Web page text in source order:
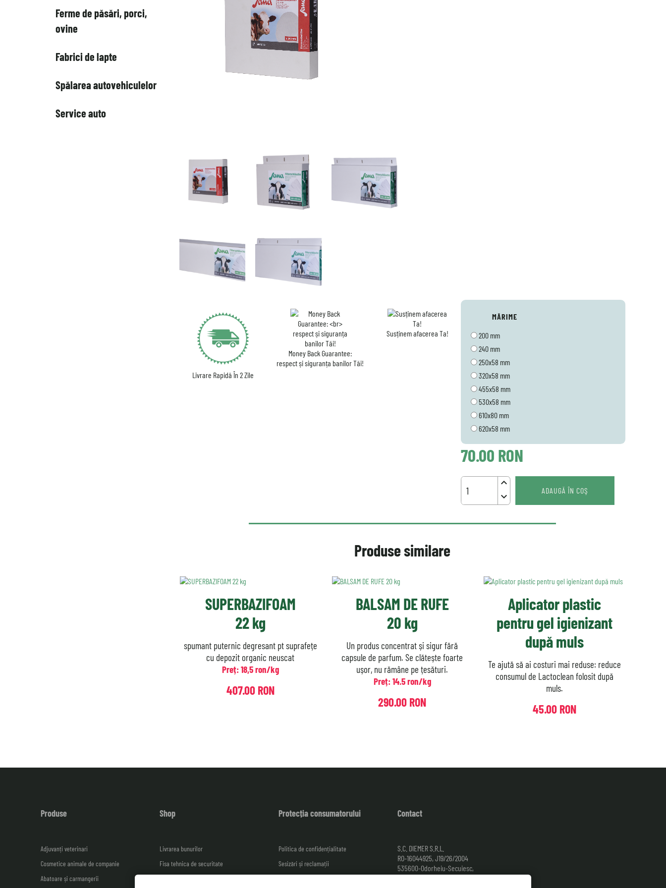
Ferme de păsări, porci,
ovine
Fabrici de lapte
Spălarea autovehiculelor
Service auto
Livrare Rapidă În 2 Zile
Money Back Guarantee:
respect și siguranța banilor Tăi!
Susținem afacerea Ta!
MĂRIME
200 mm
240 mm
250x58 mm
320x58 mm
455x58 mm
530x58 mm
610x80 mm
620x58 mm
70.00 RON
keyboard_arrow_up
keyboard_arrow_down
ADAUGĂ ÎN COŞ
Produse similare
SUPERBAZIFOAM
22 kg
spumant puternic degresant pt suprafețe
cu depozit organic neuscat
Preț: 18,5 ron/kg
407.00 RON
BALSAM DE RUFE
20 kg
Un produs concentrat și sigur fără
capsule de parfum. Se clătește foarte
ușor, nu rămâne pe țesături.
Preț: 14.5 ron/kg
290.00 RON
Aplicator plastic
pentru gel igienizant
după muls
Te ajută să ai costuri mai reduse: reduce
consumul de Lactoclean folosit după
muls.
45.00 RON
Produse
Adjuvanți veterinari
Cosmetice animale de companie
Abatoare și carmangerii
Shop
Livrarea bunurilor
Fisa tehnica de securitate
Protecția consumatorului
Politica de confidențialitate
Sesizări și reclamații
Contact
S.C. DIEMER S.R.L.
RO-16044925, J19/26/2004
535600-Odorheiu-Secuiesc,
Str. Lemnarilor nr. 14,